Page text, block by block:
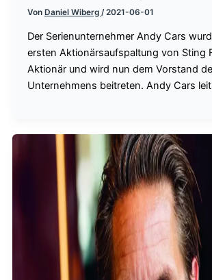
Von Daniel Wiberg /2021-06-01
Der Serienunternehmer Andy Cars
ersten Aktionärsaufspaltung von Sting
Aktionär und wird nun dem Vorstand
Unternehmens beitreten. Andy Cars